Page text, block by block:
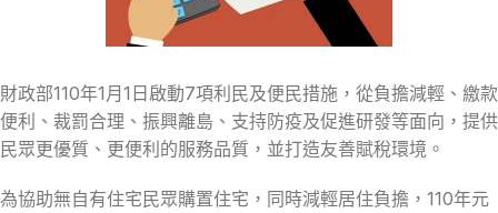
財政部110年1月1日啟動7項利民及便民措施，從負擔減輕、繳款
便利、裁罰合理、振興離島、支持防疫及促進研發等面向，提供
民眾更優質、更便利的服務品質，並打造友善賦稅環境。
為協助無自有住宅民眾購置住宅，同時減輕居住負擔，110年元